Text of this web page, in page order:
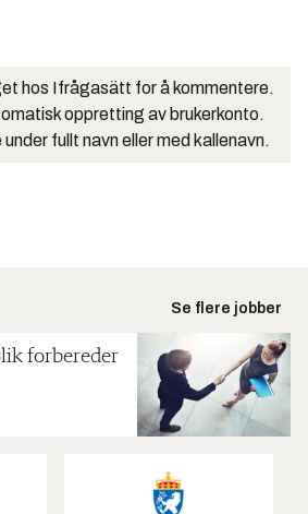
hos Ifrågasätt for å kommentere.
oppretting av brukerkonto.
fullt navn eller med kallenavn.
Se flere jobber
forbereder